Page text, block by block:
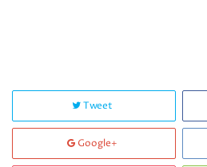
Tweet
Google+